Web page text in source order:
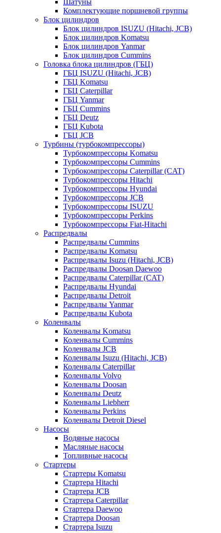
Комплектующие поршневой группы
Блок цилиндров
Блок цилиндров ISUZU (Hitachi, JCB)
Блок цилиндров Komatsu
Блок цилиндров Yanmar
Блок цилиндров Cummins
Головка блока цилиндров (ГБЦ)
ГБЦ ISUZU (Hitachi, JCB)
ГБЦ Komatsu
ГБЦ Caterpillar
ГБЦ Yanmar
ГБЦ Cummins
ГБЦ Deutz
ГБЦ Kubota
ГБЦ JCB
Турбины (турбокомпрессоры)
Турбокомпрессоры Komatsu
Турбокомпрессоры Cummins
Турбокомпрессоры Caterpillar (CAT)
Турбокомпрессоры Hitachi
Турбокомпрессоры Hyundai
Турбокомпрессоры JCB
Турбокомпрессоры ISUZU
Турбокомпрессоры Perkins
Турбокомпрессоры Fiat-Hitachi
Распредвалы
Распредвалы Cummins
Распредвалы Komatsu
Распредвалы Isuzu (Hitachi, JCB)
Распредвалы Doosan Daewoo
Распредвалы Caterpillar (CAT)
Распредвалы Hyundai
Распредвалы Detroit
Распредвалы Yanmar
Распредвалы Kubota
Коленвалы
Коленвалы Komatsu
Коленвалы Cummins
Коленвалы JCB
Коленвалы Isuzu (Hitachi, JCB)
Коленвалы Caterpillar
Коленвалы Volvo
Коленвалы Doosan
Коленвалы Deutz
Коленвалы Liebherr
Коленвалы Perkins
Коленвалы Detroit Diesel
Насосы
Водяные насосы
Масляные насосы
Топливные насосы
Стартеры
Стартеры Komatsu
Стартера Hitachi
Стартера JCB
Стартера Caterpillar
Стартера Daewoo
Стартера Doosan
Стартера Isuzu